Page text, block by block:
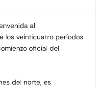
al
los veinticuatro períodos
oficial del
del norte, es